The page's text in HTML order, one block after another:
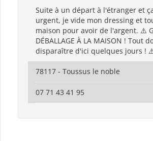
Suite à un départ à l'étranger et
urgent, je vide mon dressing et
maison pour avoir de l'argent. ⚠️
DÉBALLAGE À LA MAISON ! Tout
disparaître d'ici quelques jours !
78117 - Toussus le noble
07 71 43 41 95